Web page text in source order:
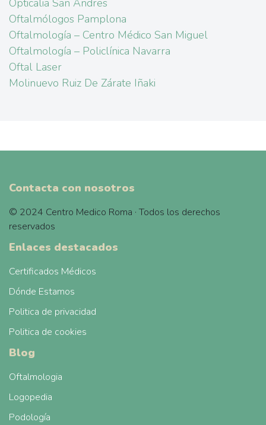
Opticalia San Andres
Oftalmólogos Pamplona
Oftalmología – Centro Médico San Miguel
Oftalmología – Policlínica Navarra
Oftal Laser
Molinuevo Ruiz De Zárate Iñaki
Contacta con nosotros
© 2024 Centro Medico Roma · Todos los derechos
reservados
Enlaces destacados
Certificados Médicos
Dónde Estamos
Politica de privacidad
Politica de cookies
Blog
Oftalmologia
Logopedia
Podología